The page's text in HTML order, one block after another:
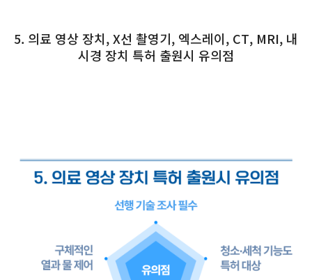
5. 의료 영상 장치, X선 촬영기, 엑스레이, CT, MRI, 내
시경 장치 특허 출원시 유의점